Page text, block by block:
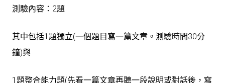
測驗內容：2題
其中包括1題獨立(一個題目寫一篇文章。測驗時間30分
鐘)與
1題整合能力題(先看一篇文章再聽一段說明或對話後，寫